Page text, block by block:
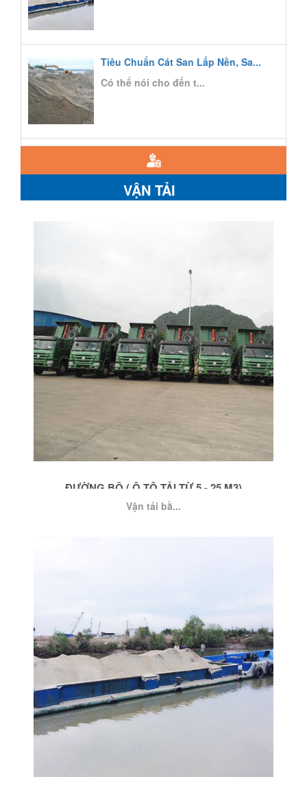
Tiêu Chuẩn Cát San Lấp Nền, Sa...
Có thể nói cho đến t...
VẬN TẢI
ĐƯỜNG BỘ ( Ô TÔ TẢI TỪ 5 - 25 M3)
Vận tải bằ...